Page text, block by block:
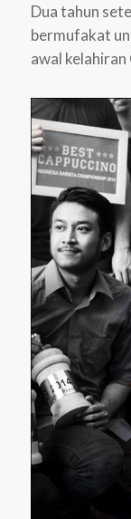
Dua tahun
bermufakat
awal